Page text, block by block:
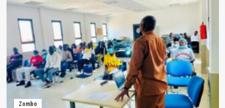
Zombo